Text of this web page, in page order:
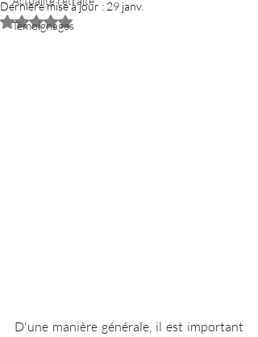
Témoignages
Dernière mise à jour : 29 janv.
Noté NaN étoiles sur 5.
D'une manière générale, il est important